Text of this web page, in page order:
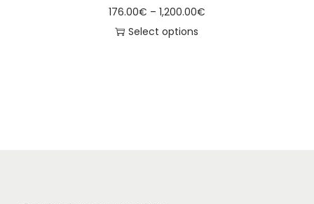
176.00€ – 1,200.00€
Select options